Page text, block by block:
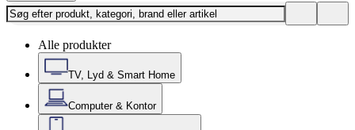
Alle produkter
TV, Lyd & Smart Home
Computer & Kontor